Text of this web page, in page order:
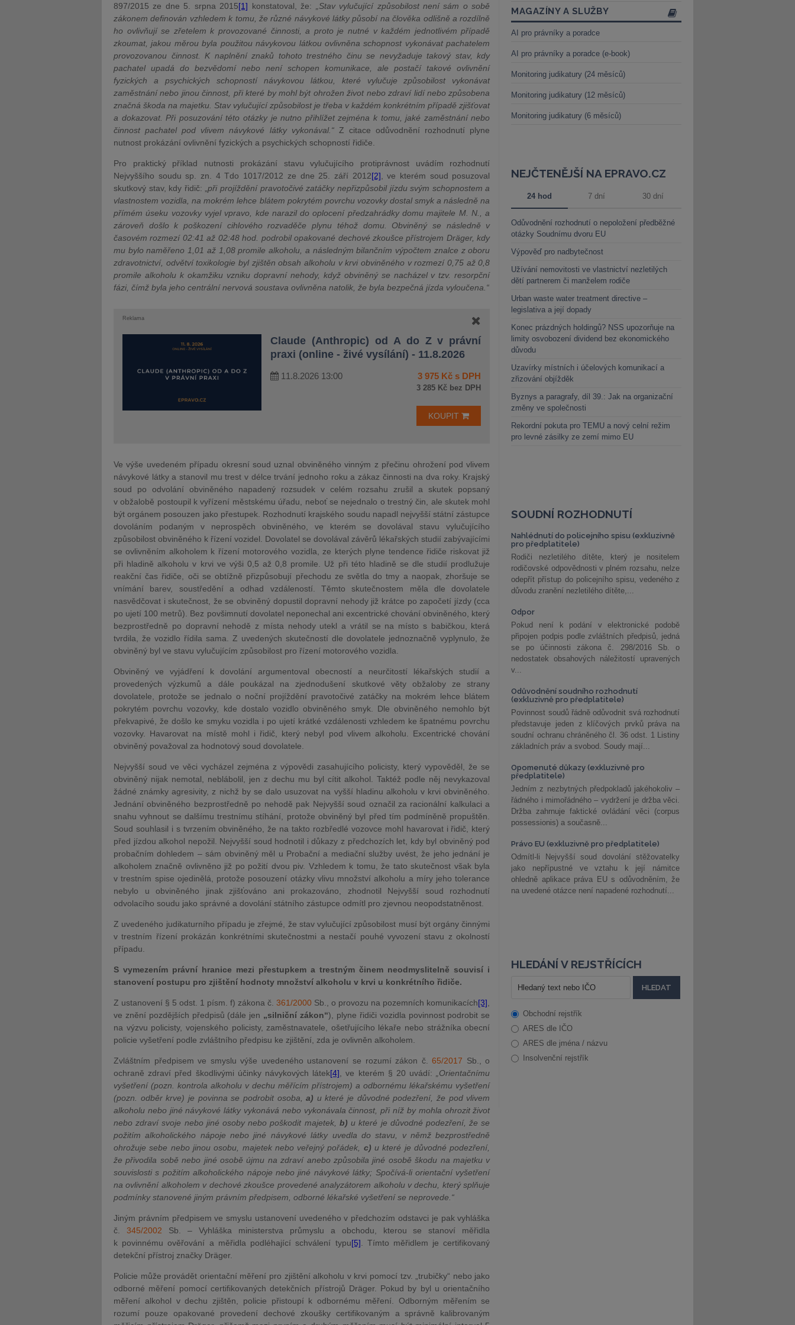
897/2015 ze dne 5. srpna 2015[1] konstatoval, že:
„Stav vylučující způsobilost není sám o sobě
zákonem definován vzhledem k tomu, že různé návykové látky působí na člověka odlišně a rozdílně
ho ovlivňují se zřetelem k provozované činnosti, a proto je nutné v každém jednotlivém případě
zkoumat, jakou měrou byla použitou návykovou látkou ovlivněna schopnost vykonávat pachatelem
provozovanou činnost. K naplnění znaků tohoto trestného činu se nevyžaduje takový stav, kdy
pachatel upadá do bezvědomí nebo není schopen komunikace, ale postačí takové ovlivnění
fyzických a psychických schopností návykovou látkou, které vylučuje způsobilost vykonávat
zaměstnání nebo jinou činnost, při které by mohl být ohrožen život nebo zdraví lidí nebo způsobena
značná škoda na majetku. Stav vylučující způsobilost je třeba v každém konkrétním případě zjišťovat
a dokazovat. Při posuzování této otázky je nutno přihlížet zejména k tomu, jaké zaměstnání nebo
činnost pachatel pod vlivem návykové látky vykonával.“ Z citace odůvodnění rozhodnutí plyne
nutnost prokázání ovlivnění fyzických a psychických schopností řidiče.
Pro praktický příklad nutnosti prokázání stavu vylučujícího protiprávnost uvádím rozhodnutí
Nejvyššího soudu sp. zn. 4 Tdo 1017/2012 ze dne 25. září 2012[2] , ve kterém soud posuzoval
skutkový stav, kdy řidič: „při projíždění pravotočivé zatáčky nepřizpůsobil jízdu svým schopnostem a
vlastnostem vozidla, na mokrém lehce blátem pokrytém povrchu vozovky dostal smyk a následně na
přímém úseku vozovky vyjel vpravo, kde narazil do oplocení předzahrádky domu majitele M. N., a
zároveň došlo k poškození cihlového rozvaděče plynu téhož domu. Obviněný se následně v
časovém rozmezí 02:41 až 02:48 hod. podrobil opakované dechové zkoušce přístrojem Dräger, kdy
mu bylo naměřeno 1,01 až 1,08 promile alkoholu, a následným bilančním výpočtem znalce z oboru
zdravotnictví, odvětví toxikologie byl zjištěn obsah alkoholu v krvi obviněného v rozmezí 0,75 až 0,8
promile alkoholu k okamžiku vzniku dopravní nehody, když obviněný se nacházel v tzv. resorpční
fázi, čímž byla jeho centrální nervová soustava ovlivněna natolik, že byla bezpečná jízda vyloučena.“
Reklama
Claude (Anthropic) od A do Z v právní
praxi (online - živé vysílání) - 11.8.2026
11.8.2026 13:00 3 975 Kč s DPH
3 285 Kč bez DPH
KOUPIT
Ve výše uvedeném případu okresní soud uznal obviněného vinným z přečinu ohrožení pod vlivem
návykové látky a stanovil mu trest v délce trvání jednoho roku a zákaz činnosti na dva roky. Krajský
soud po odvolání obviněného napadený rozsudek v celém rozsahu zrušil a skutek popsaný
v obžalobě postoupil k vyřízení městskému úřadu, neboť se nejednalo o trestný čin, ale skutek mohl
být orgánem posouzen jako přestupek. Rozhodnutí krajského soudu napadl nejvyšší státní zástupce
dovoláním podaným v neprospěch obviněného, ve kterém se dovolával stavu vylučujícího
způsobilost obviněného k řízení vozidel. Dovolatel se dovolával závěrů lékařských studií zabývajícími
se ovlivněním alkoholem k řízení motorového vozidla, ze kterých plyne tendence řidiče riskovat již
při hladině alkoholu v krvi ve výši 0,5 až 0,8 promile. Už při této hladině se dle studií prodlužuje
reakční čas řidiče, oči se obtížně přizpůsobují přechodu ze světla do tmy a naopak, zhoršuje se
vnímání barev, soustředění a odhad vzdáleností. Těmto skutečnostem měla dle dovolatele
nasvědčovat i skutečnost, že se obviněný dopustil dopravní nehody již krátce po započetí jízdy (cca
po ujetí 100 metrů). Bez povšimnutí dovolatel neponechal ani excentrické chování obviněného, který
bezprostředně po dopravní nehodě z místa nehody utekl a vrátil se na místo s babičkou, která
tvrdila, že vozidlo řídila sama. Z uvedených skutečností dle dovolatele jednoznačně vyplynulo, že
obviněný byl ve stavu vylučujícím způsobilost pro řízení motorového vozidla.
Obviněný ve vyjádření k dovolání argumentoval obecností a neurčitostí lékařských studií a
provedených výzkumů a dále poukázal na zjednodušení skutkové věty obžaloby ze strany
dovolatele, protože se jednalo o noční projíždění pravotočivé zatáčky na mokrém lehce blátem
pokrytém povrchu vozovky, kde dostalo vozidlo obviněného smyk. Dle obviněného nemohlo být
překvapivé, že došlo ke smyku vozidla i po ujetí krátké vzdálenosti vzhledem ke špatnému povrchu
vozovky. Havarovat na místě mohl i řidič, který nebyl pod vlivem alkoholu. Excentrické chování
obviněný považoval za hodnotový soud dovolatele.
Nejvyšší soud ve věci vycházel zejména z výpovědi zasahujícího policisty, který vypověděl, že se
obviněný nijak nemotal, neblábolil, jen z dechu mu byl cítit alkohol. Taktéž podle něj nevykazoval
žádné známky agresivity, z nichž by se dalo usuzovat na vyšší hladinu alkoholu v krvi obviněného.
Jednání obviněného bezprostředně po nehodě pak Nejvyšší soud označil za racionální kalkulaci a
snahu vyhnout se dalšímu trestnímu stíhání, protože obviněný byl před tím podmíněně propuštěn.
Soud souhlasil i s tvrzením obviněného, že na takto rozbředlé vozovce mohl havarovat i řidič, který
před jízdou alkohol nepožil. Nejvyšší soud hodnotil i důkazy z předchozích let, kdy byl obviněný pod
probačním dohledem – sám obviněný měl u Probační a mediační služby uvést, že jeho jednání je
alkoholem značně ovlivněno již po požití dvou piv. Vzhledem k tomu, že tato skutečnost však byla
v trestním spise ojedinělá, protože posouzení otázky vlivu množství alkoholu a míry jeho tolerance
nebylo u obviněného jinak zjišťováno ani prokazováno, zhodnotil Nejvyšší soud rozhodnutí
odvolacího soudu jako správné a dovolání státního zástupce odmítl pro zjevnou neopodstatněnost.
Z uvedeného judikaturního případu je zřejmé, že stav vylučující způsobilost musí být orgány činnými
v trestním řízení prokázán konkrétními skutečnostmi a nestačí pouhé vyvození stavu z okolností
případu.
S vymezením právní hranice mezi přestupkem a trestným činem neodmyslitelně souvisí i
stanovení postupu pro zjištění hodnoty množství alkoholu v krvi u konkrétního řidiče.
Z ustanovení § 5 odst. 1 písm. f) zákona č.361/2000 Sb., o provozu na pozemních komunikacích[3]
ve znění pozdějších předpisů (dále jen „silniční zákon“), plyne řidiči vozidla povinnost podrobit se
na výzvu policisty, vojenského policisty, zaměstnavatele, ošetřujícího lékaře nebo strážníka obecní
policie vyšetření podle zvláštního předpisu ke zjištění, zda je ovlivněn alkoholem.
Zvláštním předpisem ve smyslu výše uvedeného ustanovení se rozumí zákon č.65/2017 Sb., o
ochraně zdraví před škodlivými účinky návykových látek[4] , ve kterém § 20 uvádí:
„Orientačnímu
vyšetření (pozn. kontrola alkoholu v dechu měřícím přístrojem) a odbornému lékařskému vyšetření
(pozn. odběr krve) je povinna se podrobit osoba,a) u které je důvodné podezření, že pod vlivem
alkoholu nebo jiné návykové látky vykonává nebo vykonávala činnost, při níž by mohla ohrozit život
nebo zdraví svoje nebo jiné osoby nebo poškodit majetek, b) u které je důvodné podezření, že se
požitím alkoholického nápoje nebo jiné návykové látky uvedla do stavu, v němž bezprostředně
ohrožuje sebe nebo jinou osobu, majetek nebo veřejný pořádek, c) u které je důvodné podezření,
že přivodila sobě nebo jiné osobě újmu na zdraví anebo způsobila jiné osobě škodu na majetku v
souvislosti s požitím alkoholického nápoje nebo jiné návykové látky; Spočívá-li orientační vyšetření
na ovlivnění alkoholem v dechové zkoušce provedené analyzátorem alkoholu v dechu, který splňuje
podmínky stanovené jiným právním předpisem, odborné lékařské vyšetření se neprovede.“
Jiným právním předpisem ve smyslu ustanovení uvedeného v předchozím odstavci je pak vyhláška
č. 345/2002 Sb. – Vyhláška ministerstva průmyslu a obchodu, kterou se stanoví měřidla
k povinnému ověřování a měřidla podléhající schválení typu[5] . Tímto měřidlem je certifikovaný
detekční přístroj značky Dräger.
Policie může provádět orientační měření pro zjištění alkoholu v krvi pomocí tzv. „trubičky“ nebo jako
odborné měření pomocí certifikovaných detekčních přístrojů Dräger. Pokud by byl u orientačního
měření alkohol v dechu zjištěn, policie přistoupí k odbornému měření. Odborným měřením se
rozumí pouze opakované provedení dechové zkoušky certifikovaným a správně kalibrovaným
MAGAZÍNY A SLUŽBY
AI pro právníky a poradce
AI pro právníky a poradce (e-book)
Monitoring judikatury (24 měsíců)
Monitoring judikatury (12 měsíců)
Monitoring judikatury (6 měsíců)
NEJČTENĚJŠÍ NA EPRAVO.CZ
24 hod 7 dní 30 dní
Odůvodnění rozhodnutí o nepoložení předběžné
otázky Soudnímu dvoru EU
Výpověď pro nadbytečnost
Užívání nemovitosti ve vlastnictví nezletilých
dětí partnerem či manželem rodiče
Urban waste water treatment directive –
legislativa a její dopady
Konec prázdných holdingů? NSS upozorňuje na
limity osvobození dividend bez ekonomického
důvodu
Uzavírky místních i účelových komunikací a
zřizování objížděk
Byznys a paragrafy, díl 39.: Jak na organizační
změny ve společnosti
Rekordní pokuta pro TEMU a nový celní režim
pro levné zásilky ze zemí mimo EU
SOUDNÍ ROZHODNUTÍ
Nahlédnutí do policejního spisu (exkluzivně
pro předplatitele)
Rodiči nezletilého dítěte, který je nositelem
rodičovské odpovědnosti v plném rozsahu, nelze
odepřít přístup do policejního spisu, vedeného z
důvodu zranění nezletilého dítěte,...
Odpor
Pokud není k podání v elektronické podobě
připojen podpis podle zvláštních předpisů, jedná
se po účinnosti zákona č. 298/2016 Sb. o
nedostatek obsahových náležitostí upravených
v...
Odůvodnění soudního rozhodnutí
(exkluzivně pro předplatitele)
Povinnost soudů řádně odůvodnit svá rozhodnutí
představuje jeden z klíčových prvků práva na
soudní ochranu chráněného čl. 36 odst. 1 Listiny
základních práv a svobod. Soudy mají...
Opomenuté důkazy (exkluzivně pro
předplatitele)
Jedním z nezbytných předpokladů jakéhokoliv –
řádného i mimořádného – vydržení je držba věci.
Držba zahrnuje faktické ovládání věci (corpus
possessionis) a současně...
Právo EU (exkluzivně pro předplatitele)
Odmítl-li Nejvyšší soud dovolání stěžovatelky
jako nepřípustné ve vztahu k její námitce
ohledně aplikace práva EU s odůvodněním, že
na uvedené otázce není napadené rozhodnutí...
HLEDÁNÍ V REJSTŘÍCÍCH
Obchodní rejstřík
ARES dle IČO
ARES dle jména / názvu
Insolvenční rejstřík